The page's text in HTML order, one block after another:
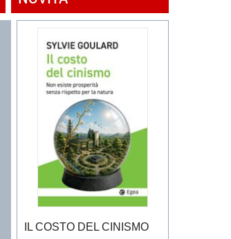
IL COSTO DEL CINISMO